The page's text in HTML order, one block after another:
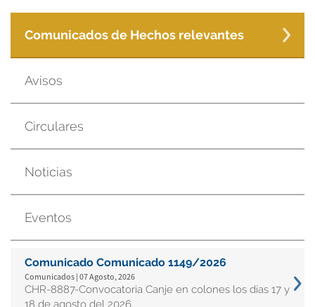
Comunicados de Hechos relevantes
Avisos
Circulares
Noticias
Eventos
Comunicado Comunicado 1149/2026
Comunicados | 07 Agosto, 2026
CHR-8887-Convocatoria Canje en colones los días 17 y
18 de agosto del 2026.